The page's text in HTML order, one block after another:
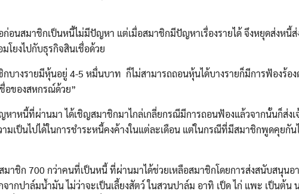
อนสมาชิกเป็นหนี้ไม่มีปัญหา แต่เมื่อสมาชิกมีปัญหาเรื่องรายได้ จึงหยุดส่งหนี้ส่
โยงไปกับธุรกิจสินเชื่อด้วย
างรายมีหุ้นอยู่ 4-5 หมื่นบาท ก็ไม่สามารถถอนหุ้นได้บางรายก็มีการฟ้องร้อง
อของสหกรณ์ด้วย”
าหนี้ที่ผ่านมา ได้เชิญสมาชิกมาไกล่เกลี่ยกรณีมีการถอนฟ้องแล้วจากนั้นก็ส่งเ
มเป็นไปได้ในการชำระหนี้คงค้างในแต่ละเดือน แต่ในกรณีที่มีสมาชิกพูดคุยกัน
ชิก 700 กว่าคนที่เป็นหนี้ ที่ผ่านมาได้ช่วยเหลือสมาชิกโดยการส่งสนับสนุนอ
ากปาล์มน้ำมัน ไม่ว่าจะเป็นเลี้ยงสัตว์ ในสวนปาล์ม อาทิ เป็ด ไก่ แพะ เป็นต้น